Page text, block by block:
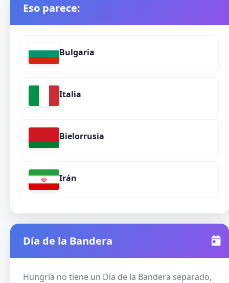
Eso parece:
Bulgaria
Italia
Bielorrusia
Irán
Día de la Bandera
Hungría no tiene un Día de la Bandera separado,